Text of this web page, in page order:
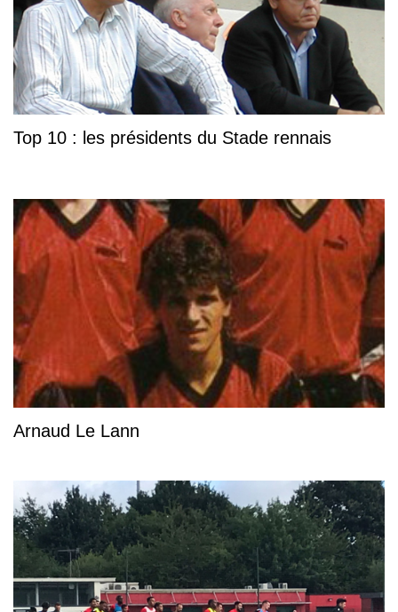
Top 10 : les présidents du Stade rennais
Arnaud Le Lann